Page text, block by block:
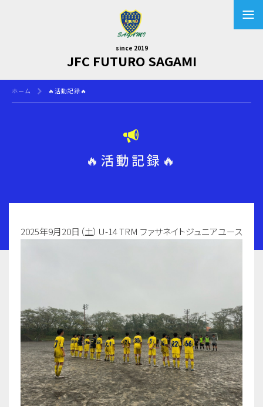
since 2019
JFC FUTURO SAGAMI
ホーム 🔥活動記録🔥
🔥活動記録🔥
2025年9月20日（土）U-14 TRM ファサネイトジュニアユース